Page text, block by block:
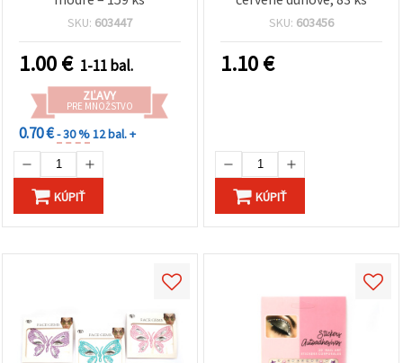
SKU: 603447
1.00€ 1-11 bal.
ZĽAVY
PRE MNOŽSTVO
0.70 €- 30 %12 bal. +
KÚPIŤ
SKU: 603456
1.10€
KÚPIŤ